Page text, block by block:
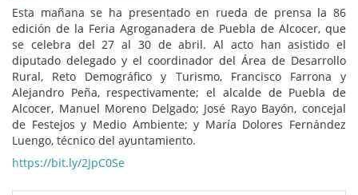
Esta mañana se ha presentado en rueda de prensa la 86
edición de la Feria Agroganadera de Puebla de Alcocer, que
se celebra del 27 al 30 de abril. Al acto han asistido el
diputado delegado y el coordinador del Área de Desarrollo
Rural, Reto Demográfico y Turismo, Francisco Farrona y
Alejandro Peña, respectivamente; el alcalde de Puebla de
Alcocer, Manuel Moreno Delgado; José Rayo Bayón, concejal
de Festejos y Medio Ambiente; y María Dolores Fernández
Luengo, técnico del ayuntamiento.
https://bit.ly/2JpC0Se